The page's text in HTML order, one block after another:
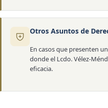
Otros Asuntos de
En casos que presenten
donde el Lcdo. Vélez-
eficacia.